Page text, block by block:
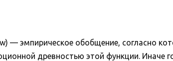
— эмпирическое обобщение, согласно
древностью этой функции. Иначе